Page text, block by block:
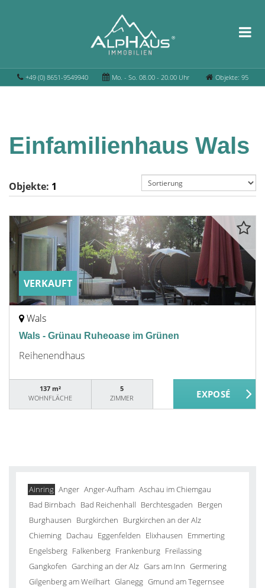
+49 (0) 8651-9549940 Mo. - So. 08.00 - 20.00 Uhr Objekte: 95
Einfamilienhaus Wals
Objekte: 1
VERKAUFT
Wals
Wals - Grünau Ruheoase im Grünen
Reihenendhaus
137 m²
WOHNFLÄCHE
5
ZIMMER
Ainring Anger Anger-Aufham Aschau im Chiemgau
Bad Birnbach Bad Reichenhall Berchtesgaden Bergen
Burghausen Burgkirchen Burgkirchen an der Alz
Chieming Dachau Eggenfelden Elixhausen Emmerting
Engelsberg Falkenberg Frankenburg Freilassing
Gangkofen Garching an der Alz Gars am Inn Germering
Gilgenberg am Weilhart Glanegg Gmund am Tegernsee